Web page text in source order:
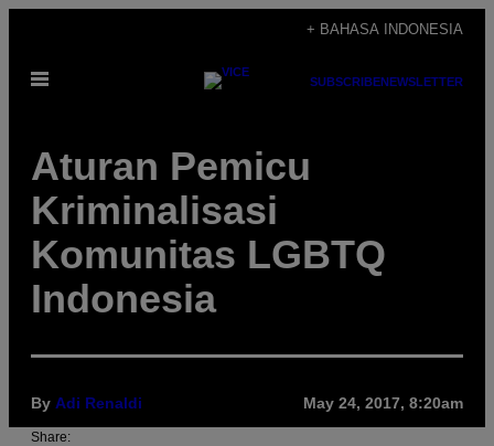
content
+ BAHASA INDONESIA
Open
SUBSCRIBENEWSLETTER
Aturan Pemicu
Kriminalisasi
Komunitas LGBTQ
Indonesia
By Adi Renaldi May 24, 2017, 8:20am
Share: